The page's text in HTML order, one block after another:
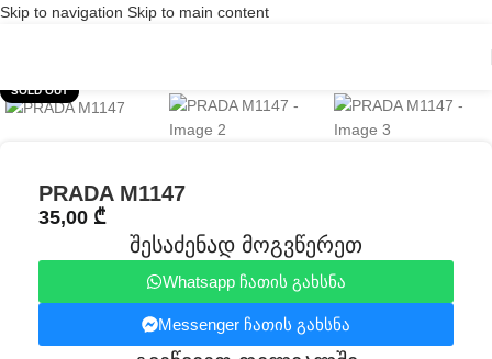
Skip to navigation Skip to main content
SOLD OUT
PRADA M1147
35,00 ₾
შესაძენად მოგვწერეთ
Whatsapp ჩათის გახსნა
Messenger ჩათის გახსნა